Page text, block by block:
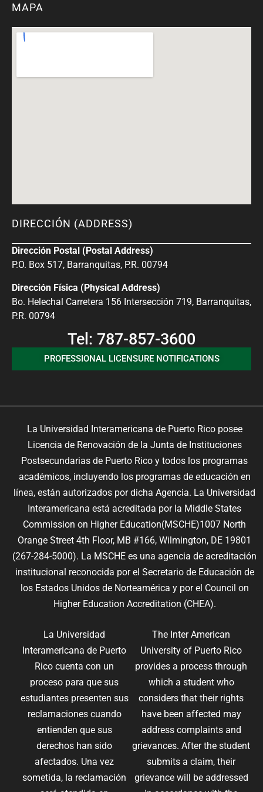
MAPA
DIRECCIÓN (ADDRESS)
Dirección Postal (Postal Address)
P.O. Box 517, Barranquitas, P.R. 00794
Dirección Física (Physical Address)
Bo. Helechal Carretera 156 Intersección 719, Barranquitas,
P.R. 00794
Tel: 787-857-3600
PROFESSIONAL LICENSURE NOTIFICATIONS
La Universidad Interamericana de Puerto Rico posee
Licencia de Renovación de la Junta de Instituciones
Postsecundarias de Puerto Rico y todos los programas
académicos, incluyendo los programas de educación en
línea, están autorizados por dicha Agencia. La Universidad
Interamericana está acreditada por la Middle States
Commission on Higher Education(MSCHE)1007 North
Orange Street 4th Floor, MB #166, Wilmington, DE 19801
(267-284-5000). La MSCHE es una agencia de acreditación
institucional reconocida por el Secretario de Educación de
los Estados Unidos de Norteamérica y por el Council on
Higher Education Accreditation (CHEA).
La Universidad
Interamericana de Puerto
Rico cuenta con un
proceso para que sus
estudiantes presenten sus
reclamaciones cuando
entienden que sus
derechos han sido
afectados. Una vez
sometida, la reclamación
The Inter American
University of Puerto Rico
provides a process through
which a student who
considers that their rights
have been affected may
address complaints and
grievances. After the student
submits a claim, their
grievance will be addressed